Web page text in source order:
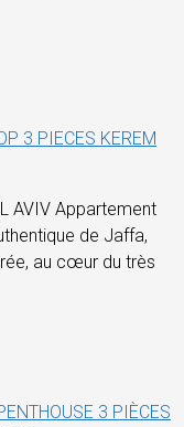
3 PIECES KEREM
AVIV Appartement
de Jaffa,
au cœur du très
3 PIÈCES